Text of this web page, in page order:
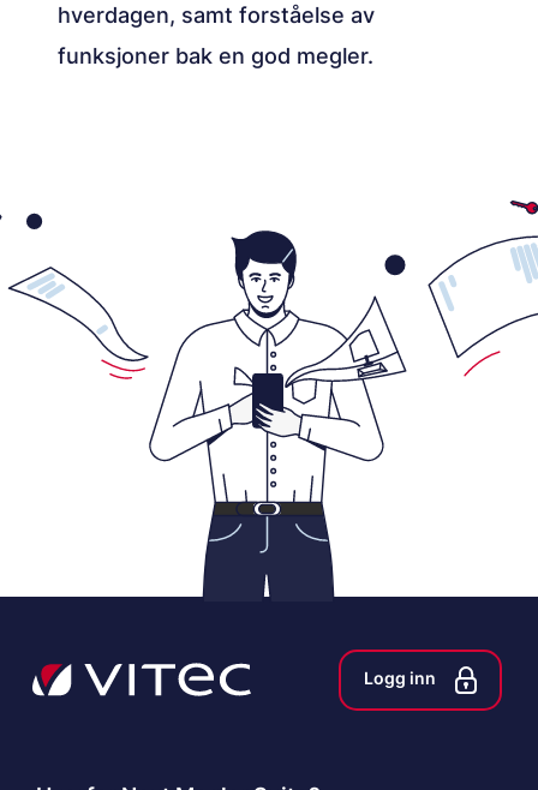
hverdagen, samt forståelse av
funksjoner bak en god megler.
Logg inn